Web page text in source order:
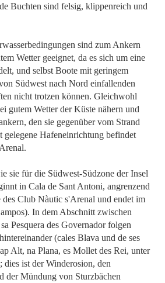
Buchten sind felsig, klippenreich und
sind zum Ankern
Wetter geeignet, da es sich um eine
und selbst Boote mit geringem
Südwest nach Nord einfallenden
nicht trotzen können. Gleichwohl
gutem Wetter der Küste nähern und
den sie gegenüber vom Strand
gelegene Hafeneinrichtung befindet
sie für die Südwest-Südzone der Insel
in Cala de Sant Antoni, angrenzend
des Club Nàutic s'Arenal und endet im
In dem Abschnitt zwischen
Pesquera des Governador folgen
(cales Blava und de ses
Alt, na Plana, es Mollet des Rei, unter
dies ist der Winderosion, den
der Mündung von Sturzbächen